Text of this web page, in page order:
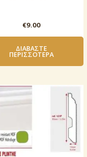
€9.00
ΔΙΑΒΆΣΤΕ
ΠΕΡΙΣΣΌΤΕΡΑ